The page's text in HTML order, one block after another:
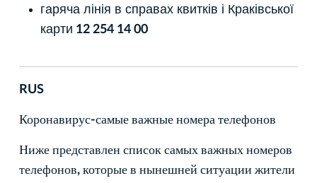
гаряча лінія в справах квитків і Краківської
карти 12 254 14 00
RUS
Коронавирус-самые важные номера телефонов
Ниже представлен список самых важных номеров
телефонов, которые в нынешней ситуации жители